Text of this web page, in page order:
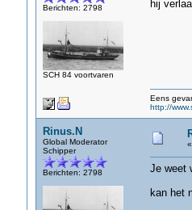
Berichten: 2798
SCH 84 voortvaren
hij
Eens
http://
Rinus.N
Global Moderator
Schipper
Berichten: 2798
«
Je weet
kan het